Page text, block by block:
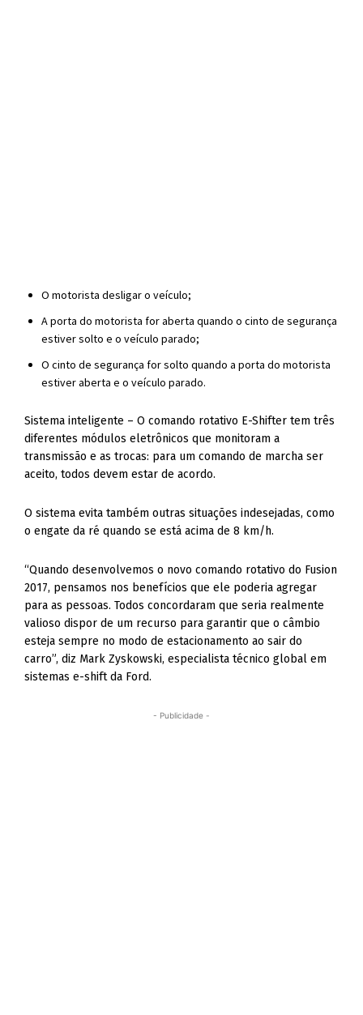
O motorista desligar o veículo;
A porta do motorista for aberta quando o cinto de segurança
estiver solto e o veículo parado;
O cinto de segurança for solto quando a porta do motorista
estiver aberta e o veículo parado.
Sistema inteligente – O comando rotativo E-Shifter tem três
diferentes módulos eletrônicos que monitoram a
transmissão e as trocas: para um comando de marcha ser
aceito, todos devem estar de acordo.
O sistema evita também outras situações indesejadas, como
o engate da ré quando se está acima de 8 km/h.
“Quando desenvolvemos o novo comando rotativo do Fusion
2017, pensamos nos benefícios que ele poderia agregar
para as pessoas. Todos concordaram que seria realmente
valioso dispor de um recurso para garantir que o câmbio
esteja sempre no modo de estacionamento ao sair do
carro”, diz Mark Zyskowski, especialista técnico global em
sistemas e-shift da Ford.
- Publicidade -